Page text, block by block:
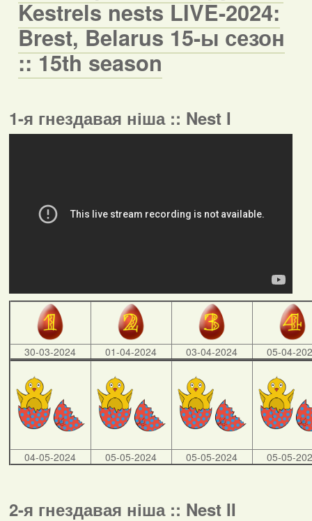
Kestrels nests LIVE-2024:
Brest, Belarus 15-ы сезон
:: 15th season
1-я гнездавая ніша :: Nest I
30-03-2024 01-04-2024 03-04-2024 05-04-
04-05-2024 05-05-2024 05-05-2024 05-05-
2-я гнездавая ніша :: Nest II